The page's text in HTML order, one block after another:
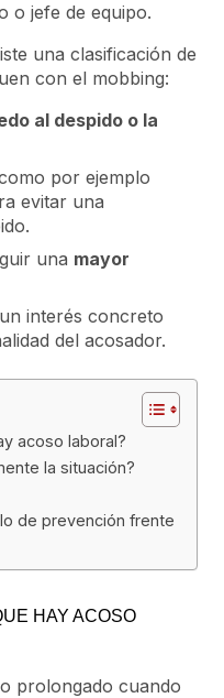
o jefe de equipo.
una clasificación de
con el mobbing:
al despido o la
por ejemplo
evitar una
una mayor
interés concreto
del acosador.
acoso laboral?
la situación?
de prevención frente
HAY ACOSO
prolongado cuando